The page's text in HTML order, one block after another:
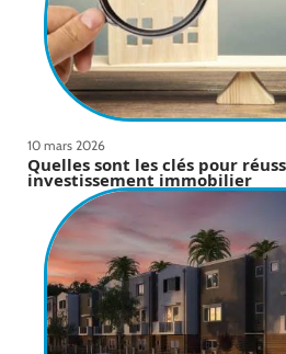
10 mars 2026
Quelles sont les clés pour
investissement immobilier